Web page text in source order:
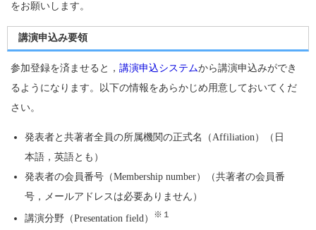
をお願いします。
講演申込み要領
参加登録を済ませると， 講演申込システムから講演申込みができ
るようになります。以下の情報をあらかじめ用意しておいてくだ
さい。
発表者と共著者全員の所属機関の正式名（Affiliation）（日
本語，英語とも）
発表者の会員番号（Membership number）（共著者の会員番
号，メールアドレスは必要ありません）
講演分野（Presentation field） ※１